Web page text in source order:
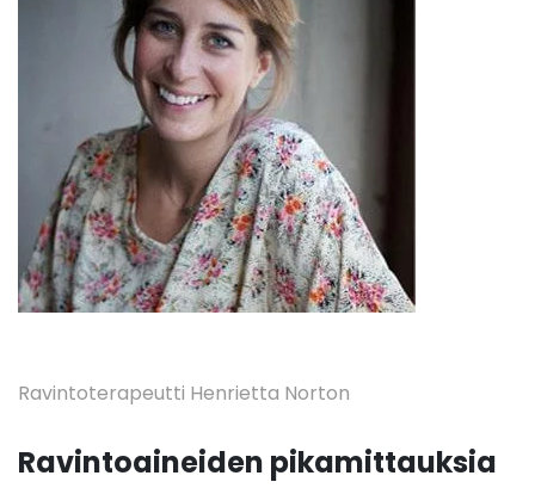
Ravintoterapeutti Henrietta Norton
Ravintoaineiden pikamittauksia